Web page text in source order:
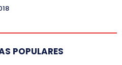
POPULARES